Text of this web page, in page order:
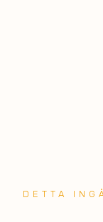
DETTA ING